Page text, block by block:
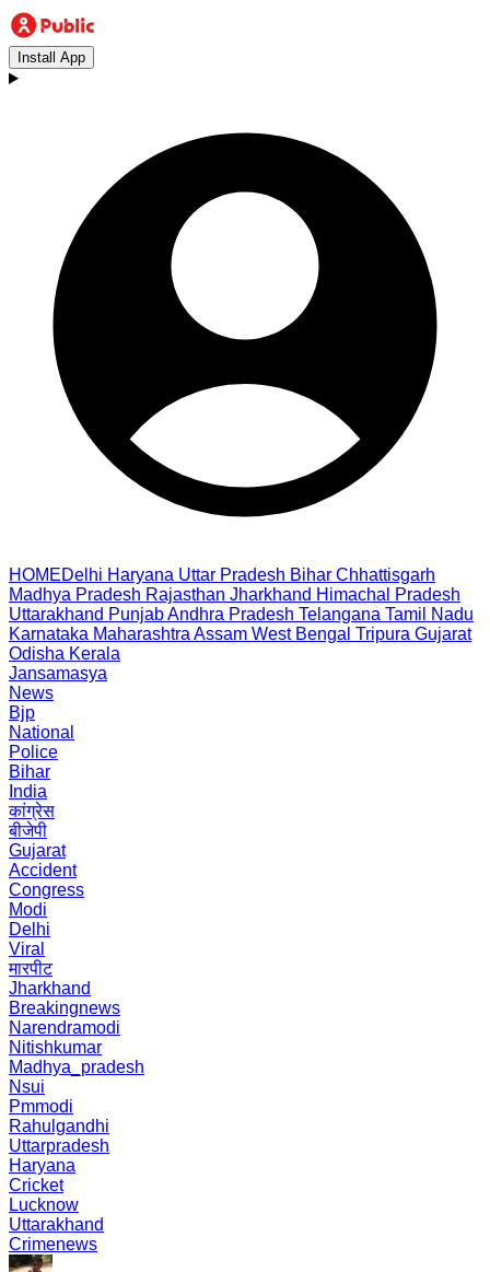
Install App
HOMEDelhi Haryana Uttar Pradesh Bihar Chhattisgarh
Madhya Pradesh Rajasthan Jharkhand Himachal Pradesh
Uttarakhand PunjabAndhra Pradesh Telangana Tamil Nadu
Karnataka Maharashtra Assam West Bengal Tripura Gujarat
Odisha Kerala
Jansamasya
News
Bjp
National
Police
Bihar
India
कांग्रेस
बीजेपी
Gujarat
Accident
Congress
Modi
Delhi
Viral
मारपीट
Jharkhand
Breakingnews
Narendramodi
Nitishkumar
Madhya_pradesh
Nsui
Pmmodi
Rahulgandhi
Uttarpradesh
Haryana
Cricket
Lucknow
Uttarakhand
Crimenews